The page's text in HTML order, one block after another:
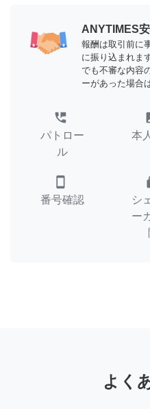
ANYTIMES
報酬は取引前に
に振り込まれま
でも不審な内容
ーがあった場合
perm_phone_msg
パトロー
ル
本
smartphone
番号確認
シ
ー
よく